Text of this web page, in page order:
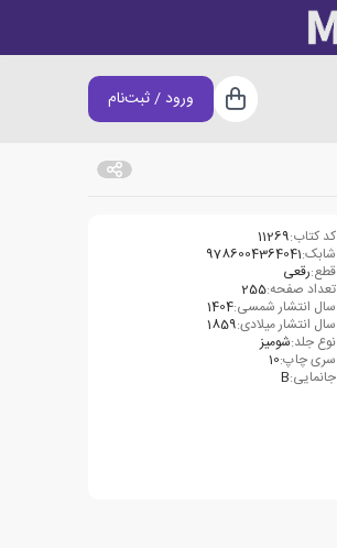
سبد خرید
ورود / ثبت‌نام
کد کتاب:11269
شابک:9786004364041
قطع:رقعی
تعداد صفحه:255
سال انتشار شمسی:1404
سال انتشار میلادی:1859
نوع جلد:شومیز
سری چاپ:10
جانمایی:B